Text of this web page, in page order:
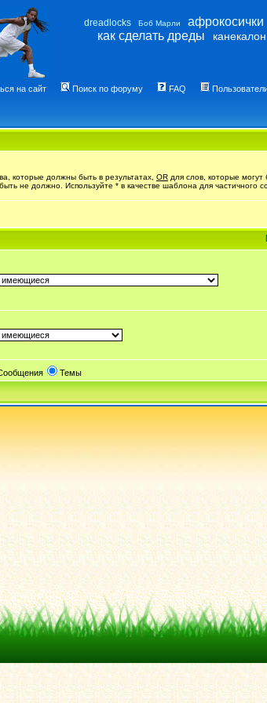
dreadlocks Боб Марли афрокосички
как сделать дреды канекалон
на сайт Поиск по форуму FAQ
которые должны быть в результатах, OR для слов, которые могут
не должно. Используйте * в качестве шаблона для частичного
Темы